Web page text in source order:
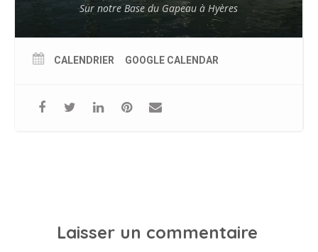
Sur notre Base du Gapeau à Hyères
CALENDRIER GOOGLE CALENDAR
Laisser un commentaire